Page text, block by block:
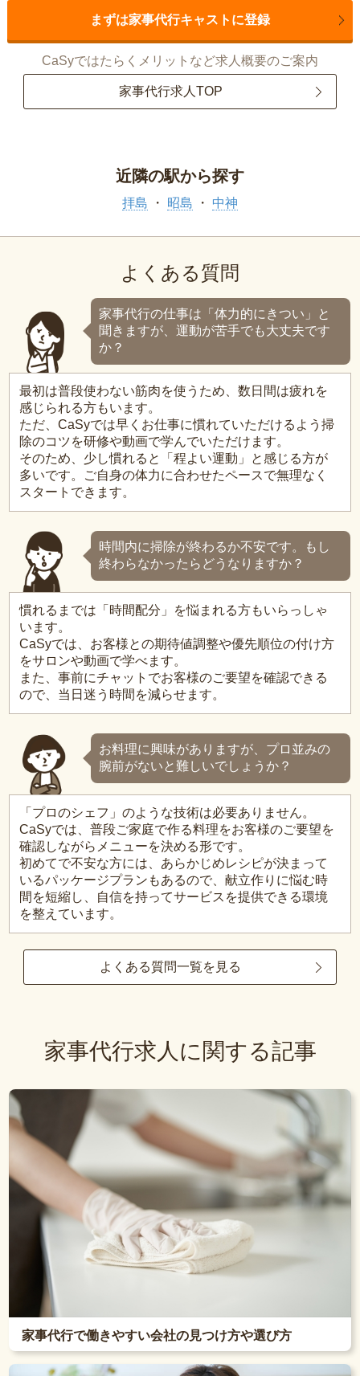
まずは家事代行キャストに登録
CaSyではたらくメリットなど求人概要のご案内
家事代行求人TOP
近隣の駅から探す
拝島 昭島 中神
よくある質問
家事代行の仕事は「体力的にきつい」と
聞きますが、運動が苦手でも大丈夫です
か？
最初は普段使わない筋肉を使うため、数日間は疲れを
感じられる方もいます。
ただ、CaSyでは早くお仕事に慣れていただけるよう掃
除のコツを研修や動画で学んでいただけます。
そのため、少し慣れると「程よい運動」と感じる方が
多いです。ご自身の体力に合わせたペースで無理なく
スタートできます。
時間内に掃除が終わるか不安です。もし
終わらなかったらどうなりますか？
慣れるまでは「時間配分」を悩まれる方もいらっしゃ
います。
CaSyでは、お客様との期待値調整や優先順位の付け方
をサロンや動画で学べます。
また、事前にチャットでお客様のご要望を確認できる
ので、当日迷う時間を減らせます。
お料理に興味がありますが、プロ並みの
腕前がないと難しいでしょうか？
「プロのシェフ」のような技術は必要ありません。
CaSyでは、普段ご家庭で作る料理をお客様のご要望を
確認しながらメニューを決める形です。
初めてで不安な方には、あらかじめレシピが決まって
いるパッケージプランもあるので、献立作りに悩む時
間を短縮し、自信を持ってサービスを提供できる環境
を整えています。
よくある質問一覧を見る
家事代行求人に関する記事
家事代行で働きやすい会社の見つけ方や選び方